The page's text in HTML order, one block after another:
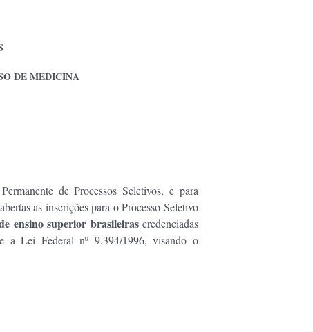
DE MEDICINA
de Processos Seletivos, e para
as inscrições para o Processo Seletivo
ensino superior brasileirascredenciadas
a Lei Federal nº 9.394/1996, visando o